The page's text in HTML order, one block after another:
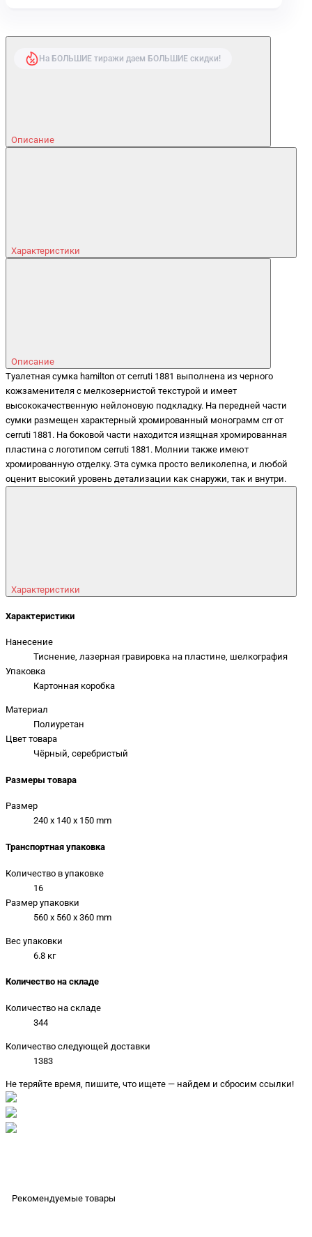
На БОЛЬШИЕ тиражи даем БОЛЬШИЕ скидки!
Описание
Характеристики
Описание
Туалетная сумка hamilton от cerruti 1881 выполнена из черного
кожзаменителя с мелкозернистой текстурой и имеет
высококачественную нейлоновую подкладку. На передней части
сумки размещен характерный хромированный монограмм crr от
cerruti 1881. На боковой части находится изящная хромированная
пластина с логотипом cerruti 1881. Молнии также имеют
хромированную отделку. Эта сумка просто великолепна, и любой
оценит высокий уровень детализации как снаружи, так и внутри.
Характеристики
Характеристики
Нанесение
Тиснение, лазерная гравировка на пластине, шелкография
Упаковка
Картонная коробка
Материал
Полиуретан
Цвет товара
Чёрный, серебристый
Размеры товара
Размер
240 x 140 x 150 mm
Транспортная упаковка
Количество в упаковке
16
Размер упаковки
560 x 560 x 360 mm
Вес упаковки
6.8 кг
Количество на складе
Количество на складе
344
Количество следующей доставки
1383
Не теряйте время, пишите, что ищете — найдем и сбросим ссылки!
Рекомендуемые товары